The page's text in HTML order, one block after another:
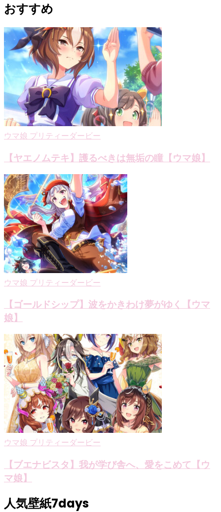
ビ
ゲ
ー
シ
ョ
ン
おすすめ
ウマ娘 プリティーダービー
【ヤエノムテキ】護るべきは無垢の瞳【ウマ娘】
ウマ娘 プリティーダービー
【ゴールドシップ】波をかきわけ夢がゆく【ウマ
娘】
ウマ娘 プリティーダービー
【ブエナビスタ】我が学び舎へ、愛をこめて【ウ
マ娘】
人気壁紙7days